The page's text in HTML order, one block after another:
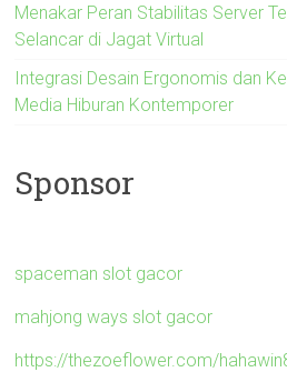
Menakar Peran Stabilitas Server
Selancar di Jagat Virtual
Integrasi Desain Ergonomis dan
Media Hiburan Kontemporer
Sponsor
spaceman slot gacor
mahjong ways slot gacor
https://thezoeflower.com/